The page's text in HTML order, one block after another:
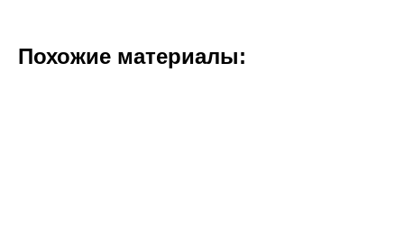
Похожие материалы: